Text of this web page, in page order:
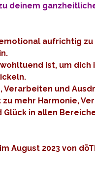
deinem
aufrichtig zu
ist, um dich
Verarbeiten und
mehr Harmonie,
Glück in allen
August 2023 von